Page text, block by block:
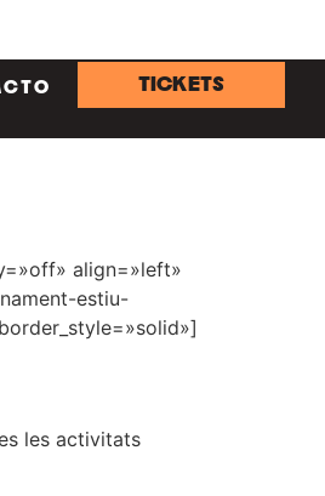
TICKETS
align=»left»
estiu-
les activitats